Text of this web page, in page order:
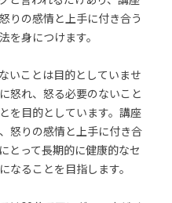
りの感情と上手に付き合う
を身につけます。
いことは目的としていませ
怒れ、怒る必要のないこと
を目的としています。講座
怒りの感情と上手に付き合
とって長期的に健康的なセ
なることを目指します。